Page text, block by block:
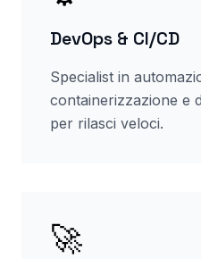
DevOps & CI/CD
Specialist in
containerizzazione e
per rilasci veloci.
🚀